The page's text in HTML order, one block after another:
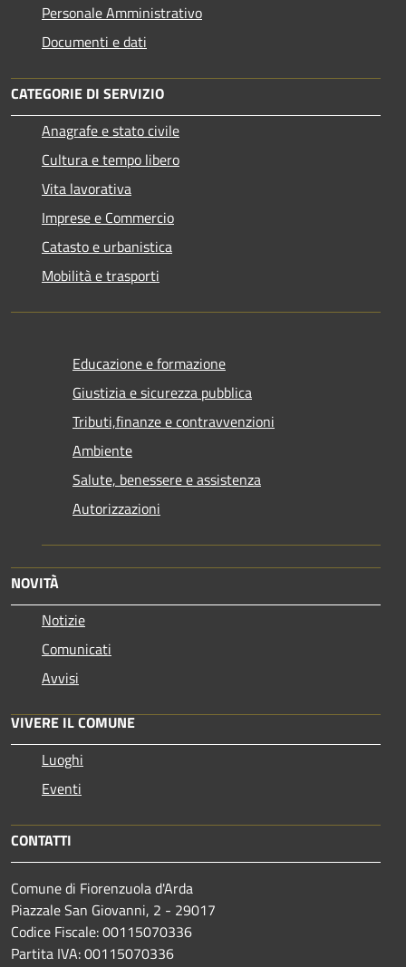
Personale Amministrativo
Documenti e dati
CATEGORIE DI SERVIZIO
Anagrafe e stato civile
Cultura e tempo libero
Vita lavorativa
Imprese e Commercio
Catasto e urbanistica
Mobilità e trasporti
Educazione e formazione
Giustizia e sicurezza pubblica
Tributi,finanze e contravvenzioni
Ambiente
Salute, benessere e assistenza
Autorizzazioni
NOVITÀ
Notizie
Comunicati
Avvisi
VIVERE IL COMUNE
Luoghi
Eventi
CONTATTI
Comune di Fiorenzuola d'Arda
Piazzale San Giovanni, 2 - 29017
Codice Fiscale: 00115070336
Partita IVA: 00115070336